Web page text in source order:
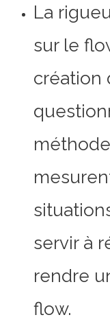
La
sur le
création
servir à
rendre
flow.